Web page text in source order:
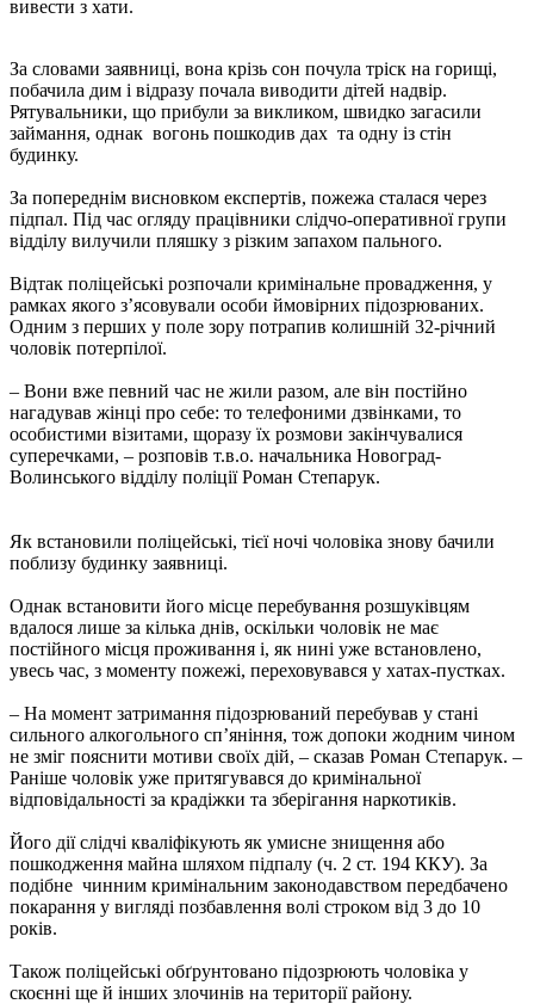
вивести з хати.
За словами заявниці, вона крізь сон почула тріск на горищі,
побачила дим і відразу почала виводити дітей надвір.
Рятувальники, що прибули за викликом, швидко загасили
займання, однак вогонь пошкодив дах та одну із стін
будинку.
За попереднім висновком експертів, пожежа сталася через
підпал. Під час огляду працівники слідчо-оперативної групи
відділу вилучили пляшку з різким запахом пального.
Відтак поліцейські розпочали кримінальне провадження, у
рамках якого з’ясовували особи ймовірних підозрюваних.
Одним з перших у поле зору потрапив колишній 32-річний
чоловік потерпілої.
– Вони вже певний час не жили разом, але він постійно
нагадував жінці про себе: то телефоними дзвінками, то
особистими візитами, щоразу їх розмови закінчувалися
суперечками, – розповів т.в.о. начальника Новоград-
Волинського відділу поліції Роман Степарук.
Як встановили поліцейські, тієї ночі чоловіка знову бачили
поблизу будинку заявниці.
Однак встановити його місце перебування розшуківцям
вдалося лише за кілька днів, оскільки чоловік не має
постійного місця проживання і, як нині уже встановлено,
увесь час, з моменту пожежі, переховувався у хатах-пустках.
– На момент затримання підозрюваний перебував у стані
сильного алкогольного сп’яніння, тож допоки жодним чином
не зміг пояснити мотиви своїх дій, – сказав Роман Степарук. –
Раніше чоловік уже притягувався до кримінальної
відповідальності за крадіжки та зберігання наркотиків.
Його дії слідчі кваліфікують як умисне знищення або
пошкодження майна шляхом підпалу (ч. 2 ст. 194 ККУ). За
подібне чинним кримінальним законодавством передбачено
покарання у вигляді позбавлення волі строком від 3 до 10
років.
Також поліцейські обґрунтовано підозрюють чоловіка у
скоєнні ще й інших злочинів на території району.